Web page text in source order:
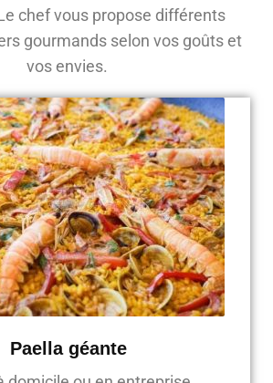
chef vous propose différents
gourmands selon vos goûts et
vos envies.
Paella géante